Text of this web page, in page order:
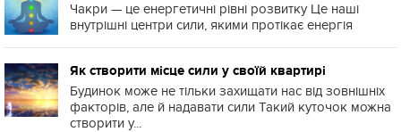
Чакри — це енергетичні рівні розвитку Це наші
внутрішні центри сили, якими протікає енергія
Як створити місце сили у своїй квартирі
Будинок може не тільки захищати нас від зовнішніх
факторів, але й надавати сили Такий куточок можна
створити у...